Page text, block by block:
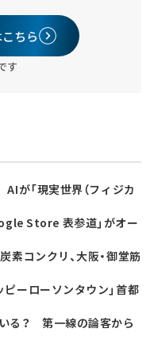
ちら
す
が「現実世界（フィジカ
Store 表参道」がオー
素コンクリ、大阪・御堂筋
ーローソンタウン」首都
る？ 第一線の論客から